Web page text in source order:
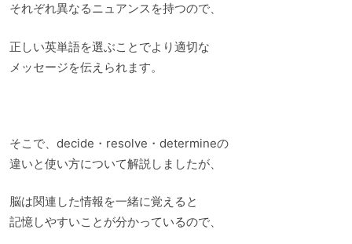
それぞれ異なるニュアンスを持つので、
正しい英単語を選ぶことでより適切な
メッセージを伝えられます。
そこで、decide・resolve・determineの
違いと使い方について解説しましたが、
脳は関連した情報を一緒に覚えると
記憶しやすいことが分かっているので、